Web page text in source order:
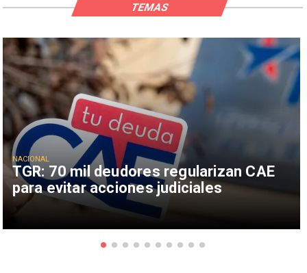
TGR: 70 mil deudores regularizan CAE
para evitar acciones judiciales
NACIONAL
TEMAS